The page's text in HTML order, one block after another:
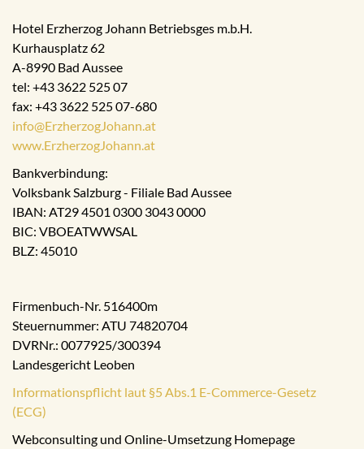
Hotel Erzherzog Johann Betriebsges m.b.H.
Kurhausplatz 62
A-8990 Bad Aussee
tel: +43 3622 525 07
fax: +43 3622 525 07-680
info@ErzherzogJohann.at
www.ErzherzogJohann.at
Bankverbindung:
Volksbank Salzburg - Filiale Bad Aussee
IBAN: AT29 4501 0300 3043 0000
BIC: VBOEATWWSAL
BLZ: 45010
Firmenbuch-Nr. 516400m
Steuernummer: ATU 74820704
DVRNr.: 0077925/300394
Landesgericht Leoben
Informationspflicht laut §5 Abs.1 E-Commerce-Gesetz
(ECG)
Webconsulting und Online-Umsetzung Homepage